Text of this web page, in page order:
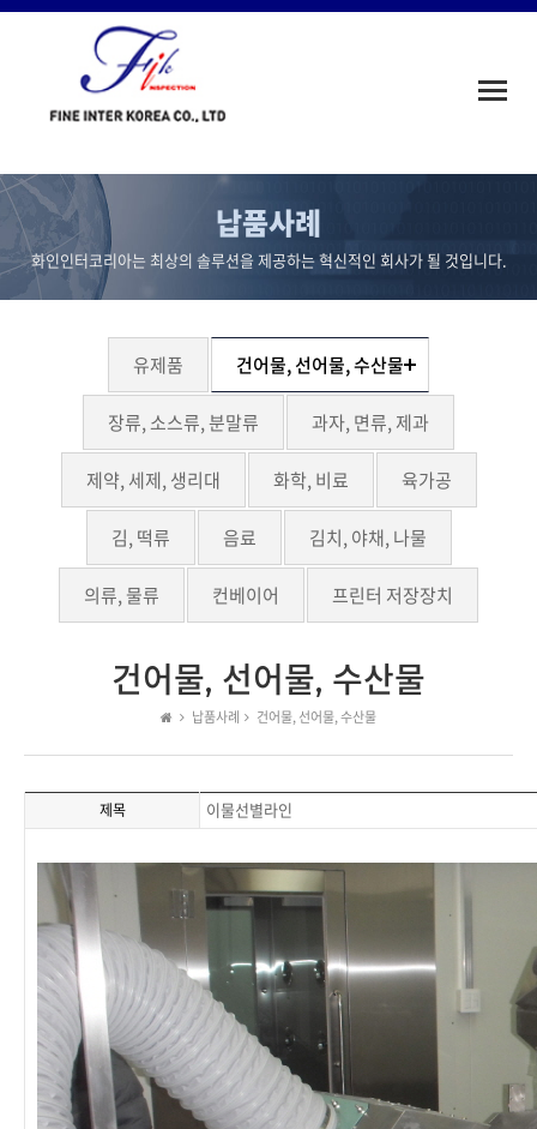
Toggle
납품사례
화인인터코리아는 최상의 솔루션을 제공하는 혁신적인 회사가 될 것입니다.
유제품 건어물, 선어물, 수산물
장류, 소스류, 분말류 과자, 면류, 제과
제약, 세제, 생리대 화학, 비료 육가공
김, 떡류 음료 김치, 야채, 나물
의류, 물류 컨베이어 프린터 저장장치
건어물, 선어물, 수산물
납품사례 건어물, 선어물, 수산물
제목 이물선별라인